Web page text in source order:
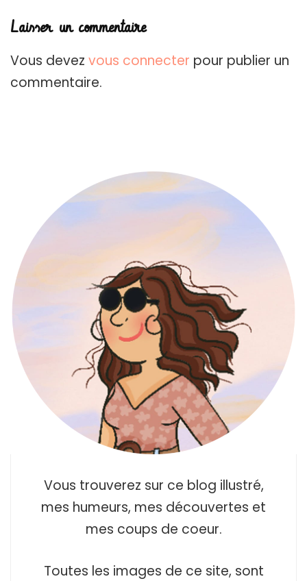
Laisser un commentaire
Vous devez vous connecter pour publier un
commentaire.
Vous trouverez sur ce blog illustré,
mes humeurs, mes découvertes et
mes coups de coeur.
Toutes les images de ce site, sont